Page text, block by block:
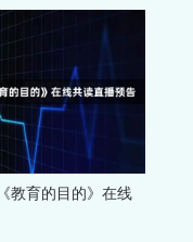
教育的目的》在线